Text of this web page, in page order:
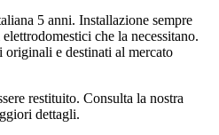
5 anni. Installazione sempre
che la necessitano.
e destinati al mercato
restituito. Consulta la nostra
dettagli.